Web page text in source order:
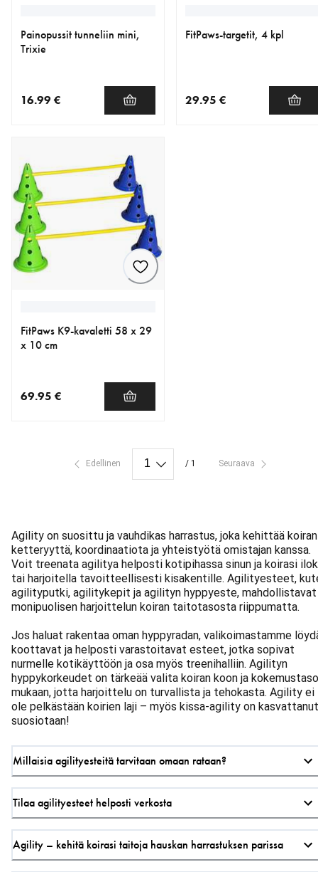
Painopussit tunneliin mini,
Trixie
16.99 €
FitPaws-targetit, 4 kpl
29.95 €
FitPaws K9-kavaletti 58 x 29
x 10 cm
69.95 €
Edellinen / 1 Seuraava
Agility on suosittu ja vauhdikas harrastus, joka kehittää koiran
ketteryyttä, koordinaatiota ja yhteistyötä omistajan kanssa.
Voit treenata agilitya helposti kotipihassa sinun ja koirasi
tai harjoitella tavoitteellisesti kisakentille. Agilityesteet,
agilityputki, agilitykepit ja agilityn hyppyeste, mahdollistavat
monipuolisen harjoittelun koiran taitotasosta riippumatta.
Jos haluat rakentaa oman hyppyradan, valikoimastamme
koottavat ja helposti varastoitavat esteet, jotka sopivat
nurmelle kotikäyttöön ja osa myös treenihalliin. Agilityn
hyppykorkeudet on tärkeää valita koiran koon ja
mukaan, jotta harjoittelu on turvallista ja tehokasta. Agility ei
ole pelkästään koirien laji – myös kissa-agility on kasvattanut
suosiotaan!
Millaisia agilityesteitä tarvitaan omaan rataan?
Tilaa agilityesteet helposti verkosta
Agility – kehitä koirasi taitoja hauskan harrastuksen parissa